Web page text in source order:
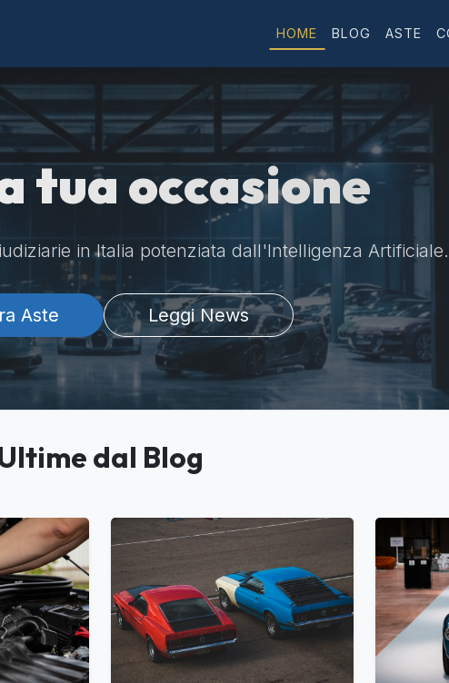
HOME BLOG ASTE
tua occasione
in Italia potenziata dall'Intelligenza Artificiale.
Aste Leggi News
dal Blog